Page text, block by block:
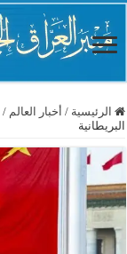
الرئيسية / أخبار العالم /
البريطانية